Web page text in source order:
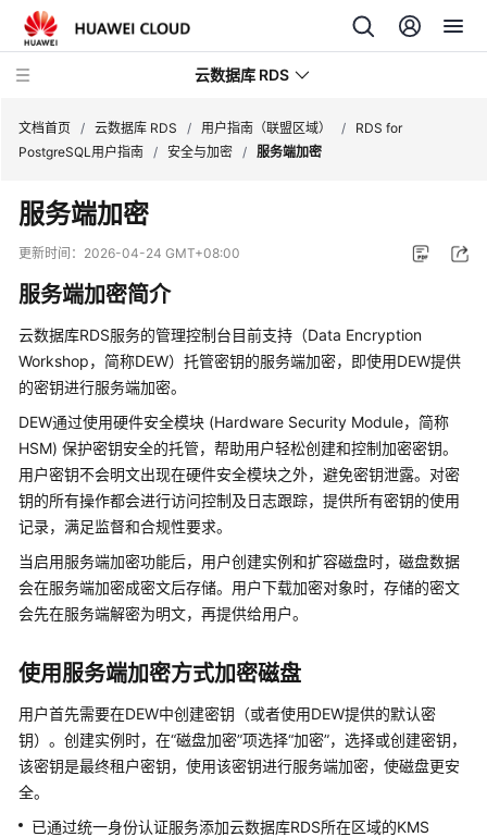
云数据库 RDS
产
介
绍
费
说
明
快
速
门
内
介
用
户
文档首页 / 云数据库 RDS / 用户指南（联盟区域） /
RDS for
PostgreSQL用户指南 / 安全与加密 / 服务端加密
服务端加密
更新时间： 2026-04-24 GMT+08:00
服务端加密简介
云数据库RDS服务的管理控制台目前支持 （Data Encryption
Workshop，简称DEW）托管密钥的服务端加密，即使用DEW提供
的密钥进行服务端加密。
DEW通过使用硬件安全模块 (Hardware Security Module，简称
HSM) 保护密钥安全的托管，帮助用户轻松创建和控制加密密钥。
用户密钥不会明文出现在硬件安全模块之外，避免密钥泄露。对密
钥的所有操作都会进行访问控制及日志跟踪，提供所有密钥的使用
记录，满足监督和合规性要求。
当启用服务端加密功能后，用户创建实例和扩容磁盘时，磁盘数据
会在服务端加密成密文后存储。用户下载加密对象时，存储的密文
会先在服务端解密为明文，再提供给用户。
使用服务端加密方式加密磁盘
用户首先需要在DEW中创建密钥（或者使用DEW提供的默认密
钥）。创建实例时，在“磁盘加密”项选择“加密”，选择或创建密钥，
该密钥是最终租户密钥，使用该密钥进行服务端加密，使磁盘更安
全。
已通过统一身份认证服务添加云数据库RDS所在区域的KMS